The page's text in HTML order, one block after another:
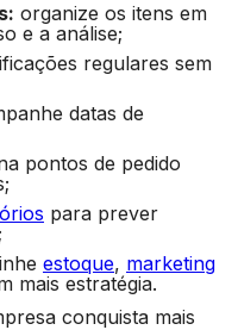
organize os itens em
e a análise;
regulares sem
datas de
pontos de pedido
para prever
estoque, marketing
mais estratégia.
conquista mais